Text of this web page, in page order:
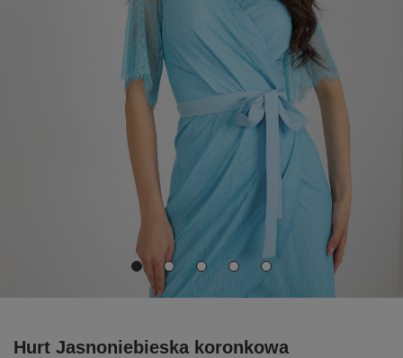
Hurt Jasnoniebieska koronkowa